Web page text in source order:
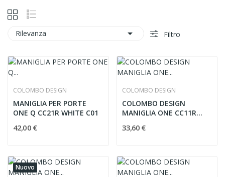
Rilevanza  Filtro
COLOMBO DESIGN
MANIGLIA PER PORTE
ONE Q CC21R WHITE C01
42,00 €
COLOMBO DESIGN
COLOMBO DESIGN
MANIGLIA ONE CC11R
33,60 €
Nuovo